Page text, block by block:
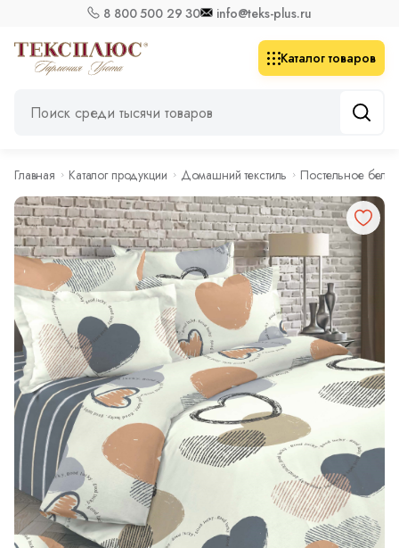
8 800 500 29 30 info@teks-plus.ru
Каталог товаров
Главная Каталог продукции Домашний текстиль Постельное белье